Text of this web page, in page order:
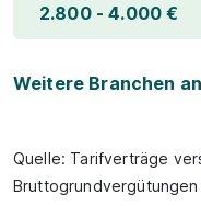
2.800 - 4.000 €
Weitere Branchen
Quelle: Tarifverträge